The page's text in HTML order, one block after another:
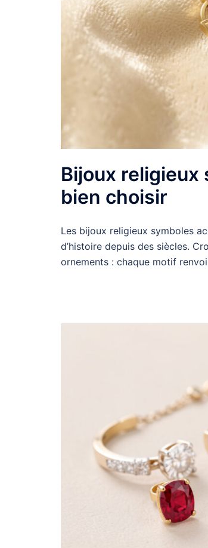
Bijoux religieux
bien choisir
Les bijoux religieux symboles
d’histoire depuis des siècles.
ornements : chaque motif